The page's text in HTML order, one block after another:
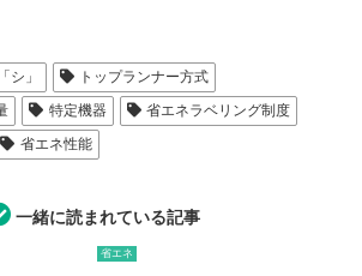
「シ」
トップランナー方式
特定機器
省エネラベリング制度
省エネ性能
一緒に読まれている記事
省エネ